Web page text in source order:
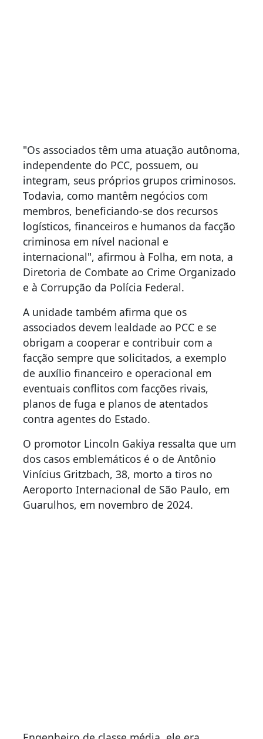
"Os associados têm uma atuação autônoma,
independente do PCC, possuem, ou
integram, seus próprios grupos criminosos.
Todavia, como mantêm negócios com
membros, beneficiando-se dos recursos
logísticos, financeiros e humanos da facção
criminosa em nível nacional e
internacional", afirmou à Folha, em nota, a
Diretoria de Combate ao Crime Organizado
e à Corrupção da Polícia Federal.
A unidade também afirma que os
associados devem lealdade ao PCC e se
obrigam a cooperar e contribuir com a
facção sempre que solicitados, a exemplo
de auxílio financeiro e operacional em
eventuais conflitos com facções rivais,
planos de fuga e planos de atentados
contra agentes do Estado.
O promotor Lincoln Gakiya ressalta que um
dos casos emblemáticos é o de Antônio
Vinícius Gritzbach, 38, morto a tiros no
Aeroporto Internacional de São Paulo, em
Guarulhos, em novembro de 2024.